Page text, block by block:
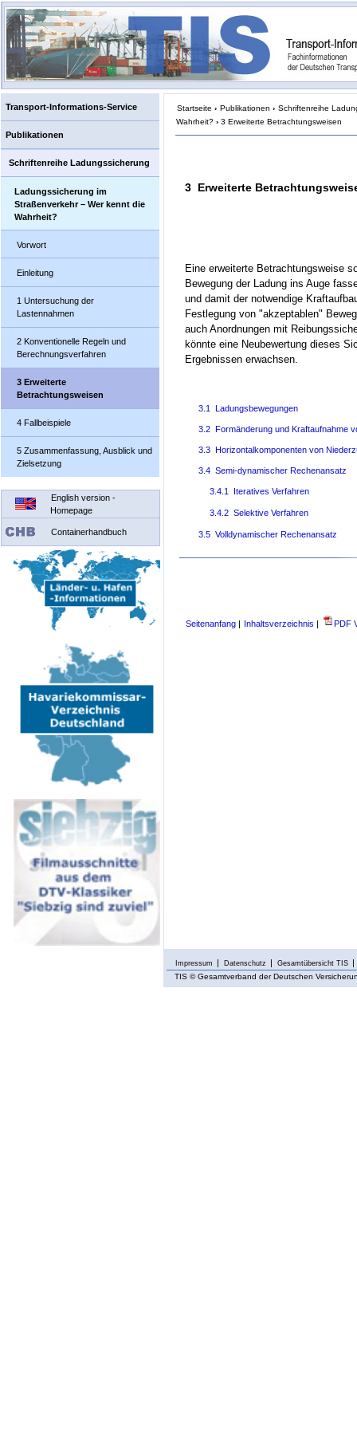
Transport-Informations-Service
Publikationen
Schriftenreihe Ladungssicherung
Ladungssicherung im
Straßenverkehr – Wer kennt die
Wahrheit?
Vorwort
Einleitung
1 Untersuchung der
Lastennahmen
2 Konventionelle Regeln und
Berechnungsverfahren
3 Erweiterte
Betrachtungsweisen
4 Fallbeispiele
5 Zusammenfassung, Ausblick und
Zielsetzung
English version -
Homepage
Containerhandbuch
Startseite › Publikationen › Schriftenreihe
Wahrheit? › 3 Erweiterte Betrachtungsweisen
3 Erweiterte
Eine erweiterte Betrachtungsweise
Bewegung der Ladung ins Auge
und damit der notwendige
Festlegung von "akzeptablen"
auch Anordnungen mit
könnte eine Neubewertung dieses
Ergebnissen erwachsen.
3.1 Ladungsbewegungen
3.2 Formänderung und Kraftaufnahme
3.3 Horizontalkomponenten von
3.4 Semi-dynamischer Rechenansatz
3.4.1 Iteratives Verfahren
3.4.2 Selektive Verfahren
3.5 Volldynamischer Rechenansatz
Seitenanfang Inhaltsverzeichnis PDF
Impressum Datenschutz Gesamtübersicht TIS
TIS © Gesamtverband der Deutschen